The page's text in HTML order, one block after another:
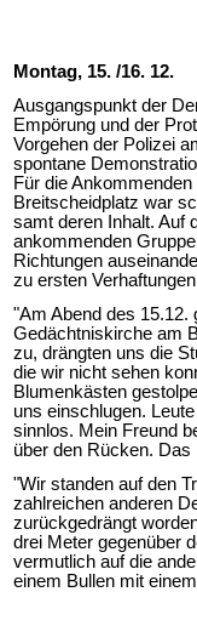
Montag, 15. /16. 12.
Ausgangspunkt der
Empörung und der
Vorgehen der Polizei
spontane
Für die
Breitscheidplatz war
samt deren Inhalt. Auf
ankommenden
Richtungen
zu ersten
"Am Abend des 15.12.
Gedächtniskirche am
zu, drängten uns die
die wir nicht sehen
Blumenkästen
uns einschlugen.
sinnlos. Mein Freund
über den Rücken.
"Wir standen auf den
zahlreichen anderen
zurückgedrängt
drei Meter gegenüber
vermutlich auf die
einem Bullen mit